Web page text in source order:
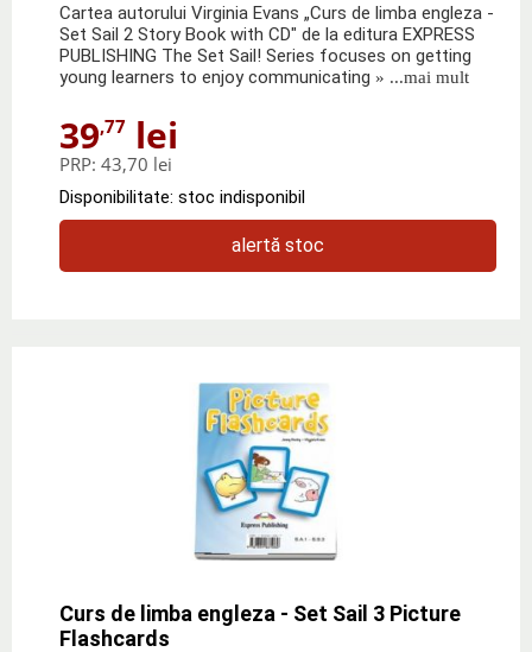
Cartea autorului Virginia Evans „Curs de limba engleza -
Set Sail 2 Story Book with CD" de la editura EXPRESS
PUBLISHING The Set Sail! Series focuses on getting
young learners to enjoy communicating » ...mai mult
39,77 lei
PRP: 43,70 lei
Disponibilitate: stoc indisponibil
alertă stoc
Curs de limba engleza - Set Sail 3 Picture
Flashcards